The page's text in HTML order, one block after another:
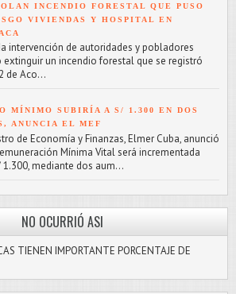
INCENDIO FORESTAL QUE PUSO
VIVIENDAS Y HOSPITAL EN
intervención de autoridades y pobladores
extinguir un incendio forestal que se registró
de Aco...
MÍNIMO SUBIRÍA A S/ 1.300 EN DOS
ANUNCIA EL MEF
de Economía y Finanzas, Elmer Cuba, anunció
Mínima Vital será incrementada
1.300, mediante dos aum...
NO OCURRIÓ ASI
TIENEN IMPORTANTE PORCENTAJE DE